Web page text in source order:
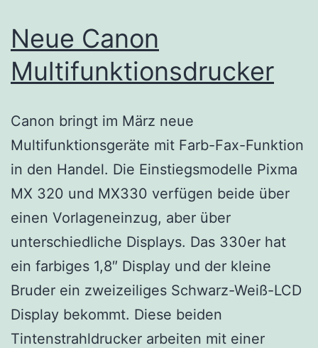
Neue Canon
Multifunktionsdrucker
Canon bringt im März neue
Multifunktionsgeräte mit Farb-Fax-Funktion
in den Handel. Die Einstiegsmodelle Pixma
MX 320 und MX330 verfügen beide über
einen Vorlageneinzug, aber über
unterschiedliche Displays. Das 330er hat
ein farbiges 1,8″ Display und der kleine
Bruder ein zweizeiliges Schwarz-Weiß-LCD
Display bekommt. Diese beiden
Tintenstrahldrucker arbeiten mit einer